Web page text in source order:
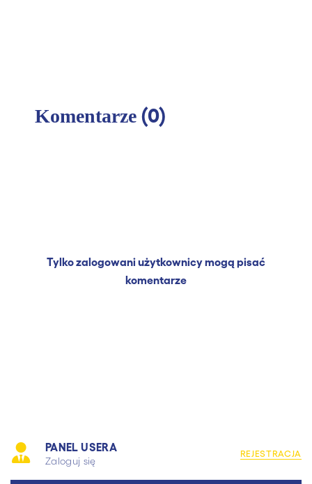
PANEL USERA
Zaloguj się
REJESTRACJA
Komentarze (0)
Tylko zalogowani użytkownicy mogą pisać
komentarze